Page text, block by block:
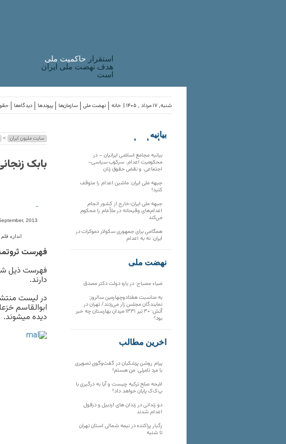
استقرار حاکميت ملی
هدف نهضت ملی ایران
است
دیدگاه‌ها پیوندها سازمان‌ها نهضت ملی خانه شنبه, ۱۷ مرداد , ۱۴۰۵ |
سایت ملیون ایران >
بابک
-
2013
اندازه
فهرست
فهرست ذیل
دارند.
در ليست
ابوالقاسم
ديده ميشوند.
بیانیه
سازمان‌های
بیانیه مجامع اسلامی ایرانیان – در
محکومیت اعدام، سرکوب سیاسی–
اجتماعی، و نقض حقوق زنان
جبهه ملی ایران: ماشین اعدام را متوقف
کنید!
جبهه ملی ایران-خارج از کشور انجام
اعدام‌های وقیحانه در ملأِعام را محکوم
می‌کند
همگامی برای جمهوری سکولار دموکرات در
ایران: نه به اعدام
نهضت ملی
ضیاء مصباح: در باره دولت دکتر مصدق
به مناسبت هفتادوچهارمین سالروز:
نمایندگان مجلس زار می‌زدند/ تهران در
آتش؛ ۳۰ تیر ۱۳۳۱ میدان بهارستان چه خبر
بود؟
آخرین مطالب
پیام روشن پزشکیان در گفت‌و‌گوی تصویری
با مرد نامرئی: من هستم!
لایحه صلح ترکیه چیست و آیا به درگیری با
پ‌ک‌ک پایان خواهد داد؟
دو زندانی در زندان های اردبیل و دزفول
اعدام شدند
رگبار پراکنده در نیمه شمالی استان تهران
تا شنبه